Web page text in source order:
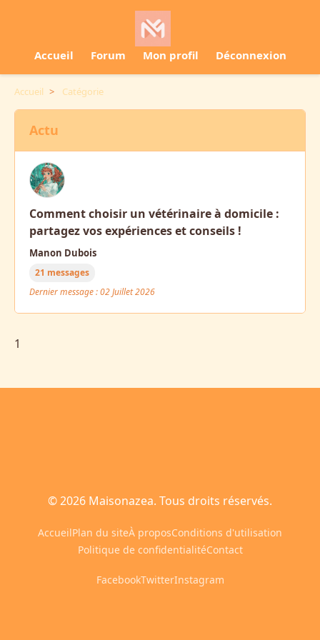
Accueil Forum Mon profil Déconnexion
Accueil > Catégorie
Actu
Comment choisir un vétérinaire à domicile :
partagez vos expériences et conseils !
Manon Dubois
21 messages
Dernier message : 02 Juillet 2026
1
© 2026 Maisonazea. Tous droits réservés.
AccueilPlan du siteÀ proposConditions d'utilisation
Politique de confidentialitéContact
FacebookTwitterInstagram